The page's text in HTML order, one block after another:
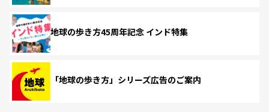
地球の歩き方45周年記念 インド特集
「地球の歩き方」シリーズ広告のご案内